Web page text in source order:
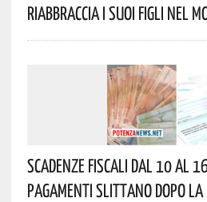
Riabbraccia I Suoi Figli Nel
Scadenze Fiscali Dal 10 Al
Pagamenti Slittano Dopo